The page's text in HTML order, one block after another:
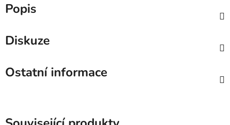
Popis
Diskuze
Ostatní informace